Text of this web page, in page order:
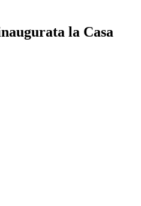
la Casa